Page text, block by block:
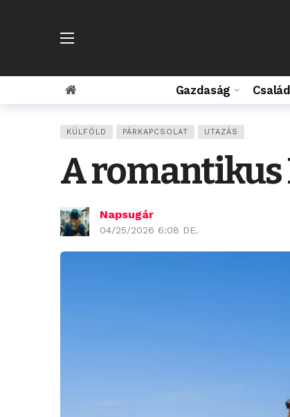
Gazdaság Család
KÜLFÖLD PÁRKAPCSOLAT UTAZÁS
A romantikus
Napsugár
04/25/2026 6:08 DE.